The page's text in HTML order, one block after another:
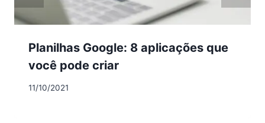
Planilhas Google: 8 aplicações que
você pode criar
11/10/2021